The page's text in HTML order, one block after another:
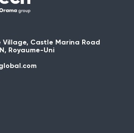
utilisé WES ou
partager votre
Castle Marina Road
Royaume-Uni